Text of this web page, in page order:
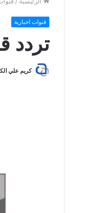
قنوات اخبارية
تردد
كريم علي